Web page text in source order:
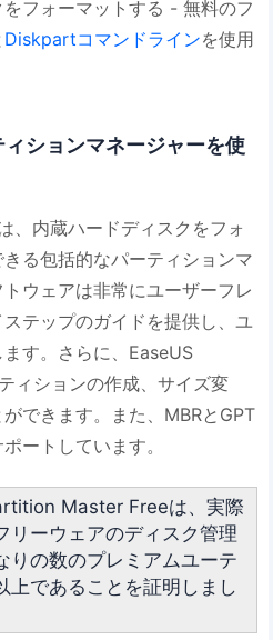
フォーマットする - 無料のフ
Diskpartコマンドラインを使用
ションマネージャーを使
、内蔵ハードディスクをフォ
る包括的なパーティションマ
ウェアは非常にユーザーフレ
テップのガイドを提供し、ユ
す。さらに、EaseUS
ィションの作成、サイズ変
できます。また、MBRとGPT
ートしています。
Master Freeは、実際
リーウェアのディスク管理
りの数のプレミアムユーテ
上であることを証明しまし